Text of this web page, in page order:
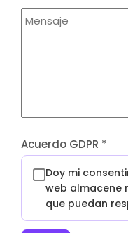
Acuerdo GDPR *
Doy mi
web almacene
que puedan